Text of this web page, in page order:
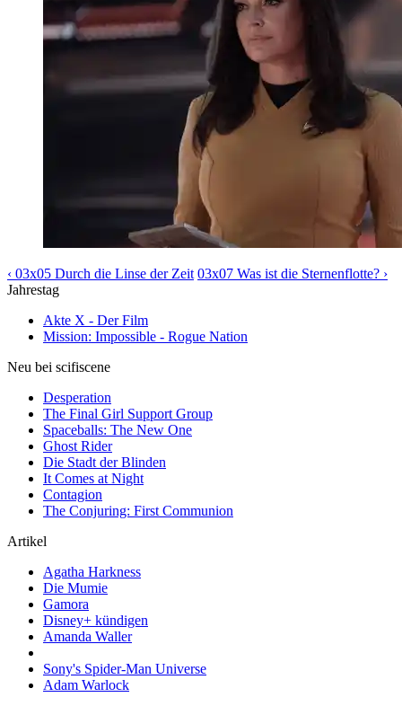
‹ 03x05 Durch die Linse der Zeit 03x07 Was ist die Sternenflotte? ›
Jahrestag
Akte X - Der Film
Mission: Impossible - Rogue Nation
Neu bei scifiscene
Desperation
The Final Girl Support Group
Spaceballs: The New One
Ghost Rider
Die Stadt der Blinden
It Comes at Night
Contagion
The Conjuring: First Communion
Artikel
Agatha Harkness
Die Mumie
Gamora
Disney+ kündigen
Amanda Waller
Sony's Spider-Man Universe
Adam Warlock